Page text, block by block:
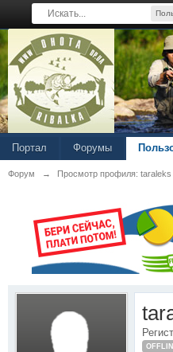
Портал Форумы
Форум → Просмотр профиля: taraleks